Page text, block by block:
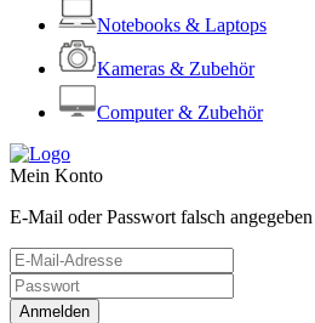
Notebooks & Laptops
Kameras & Zubehör
Computer & Zubehör
Mein Konto
E-Mail oder Passwort falsch angegeben